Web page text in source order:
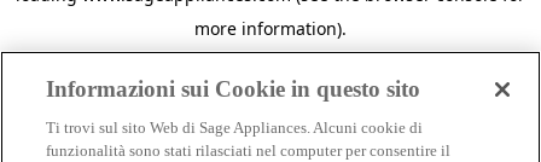
more information).
Informazioni sui Cookie in questo sito
Ti trovi sul sito Web di Sage Appliances. Alcuni cookie di
funzionalità sono stati rilasciati nel computer per consentire il